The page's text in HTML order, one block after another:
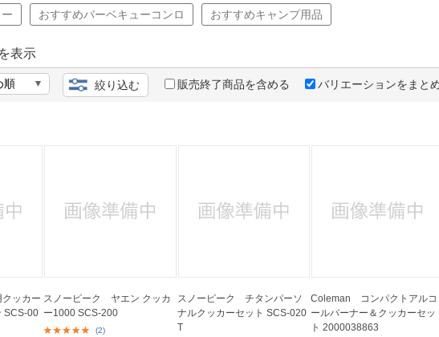
ご利用ガイド
ご利用規約
IR情報
おすすめバーベキューコンロ おすすめキャンプ用品
表示
絞り込む 販売終了商品を含める バリエーションをまと
ッカー
SCS-00
スノーピーク ヤエン クッカ
ー1000 SCS-200
(2)
スノーピーク チタンパーソ
ナルクッカーセット SCS-020
T
Coleman コンパクトアルコ
ールバーナー＆クッカーセッ
ト 2000038863